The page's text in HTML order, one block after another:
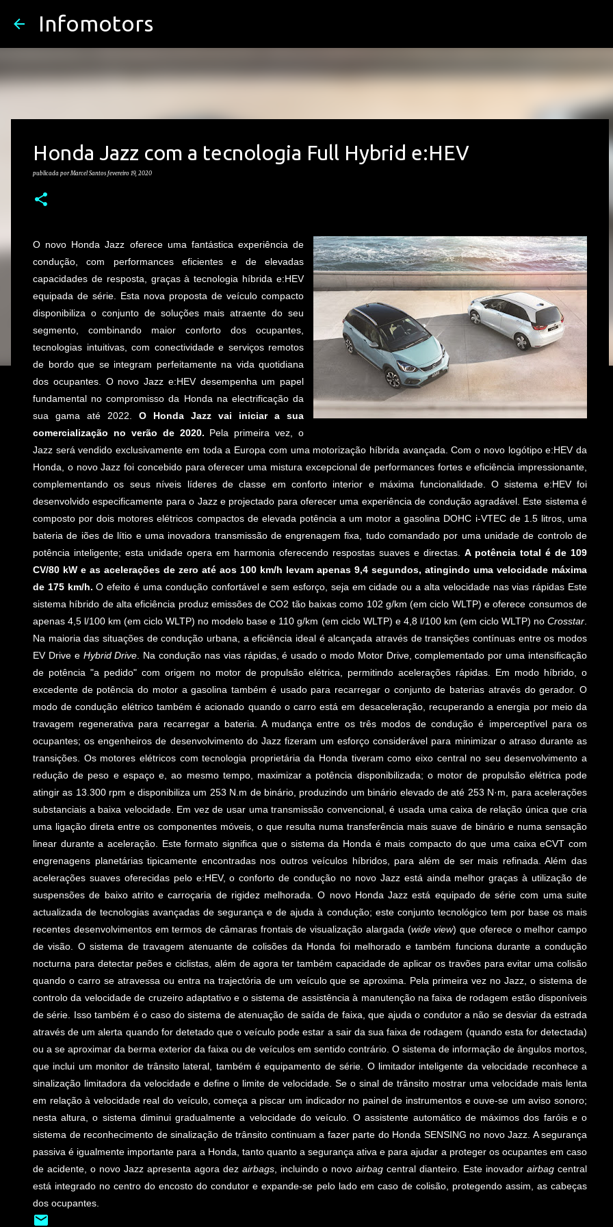
Infomotors
Honda Jazz com a tecnologia Full Hybrid e:HEV
publicada porMarcel Santos fevereiro 19, 2020
O novo Honda Jazz oferece uma fantástica experiência de
condução, com performances eficientes e de elevadas
capacidades de resposta, graças à tecnologia híbrida e:HEV
equipada de série. Esta nova proposta de veículo compacto
disponibiliza o conjunto de soluções mais atraente do seu
segmento, combinando maior conforto dos ocupantes,
tecnologias intuitivas, com conectividade e serviços remotos
de bordo que se integram perfeitamente na vida quotidiana
dos ocupantes. O novo Jazz e:HEV desempenha um papel
fundamental no compromisso da Honda na electrificação da
sua gama até 2022. O Honda Jazz vai iniciar a sua
comercialização no verão de 2020. Pela primeira vez, o
Jazz será vendido exclusivamente em toda a Europa com uma motorização híbrida avançada. Com o novo logótipo e:HEV da
Honda, o novo Jazz foi concebido para oferecer uma mistura excepcional de performances fortes e eficiência impressionante,
complementando os seus níveis líderes de classe em conforto interior e máxima funcionalidade. O sistema e:HEV foi
desenvolvido especificamente para o Jazz e projectado para oferecer uma experiência de condução agradável. Este sistema é
composto por dois motores elétricos compactos de elevada potência a um motor a gasolina DOHC i-VTEC de 1.5 litros, uma
bateria de iões de lítio e uma inovadora transmissão de engrenagem fixa, tudo comandado por uma unidade de controlo de
potência inteligente; esta unidade opera em harmonia oferecendo respostas suaves e directas. A potência total é de 109
CV/80 kW e as acelerações de zero até aos 100 km/h levam apenas 9,4 segundos, atingindo uma velocidade máxima
de 175 km/h. O efeito é uma condução confortável e sem esforço, seja em cidade ou a alta velocidade nas vias rápidas Este
sistema híbrido de alta eficiência produz emissões de CO2 tão baixas como 102 g/km (em ciclo WLTP) e oferece consumos de
apenas 4,5 l/100 km (em ciclo WLTP) no modelo base e 110 g/km (em ciclo WLTP) e 4,8 l/100 km (em ciclo WLTP) no Crosstar
Na maioria das situações de condução urbana, a eficiência ideal é alcançada através de transições contínuas entre os modos
EV Drive e Hybrid Drive . Na condução nas vias rápidas, é usado o modo Motor Drive, complementado por uma intensificação
de potência "a pedido" com origem no motor de propulsão elétrica, permitindo acelerações rápidas. Em modo híbrido, o
excedente de potência do motor a gasolina também é usado para recarregar o conjunto de baterias através do gerador. O
modo de condução elétrico também é acionado quando o carro está em desaceleração, recuperando a energia por meio da
travagem regenerativa para recarregar a bateria. A mudança entre os três modos de condução é imperceptível para os
ocupantes; os engenheiros de desenvolvimento do Jazz fizeram um esforço considerável para minimizar o atraso durante as
transições. Os motores elétricos com tecnologia proprietária da Honda tiveram como eixo central no seu desenvolvimento a
redução de peso e espaço e, ao mesmo tempo, maximizar a potência disponibilizada; o motor de propulsão elétrica pode
atingir as 13.300 rpm e disponibiliza um 253 N.m de binário, produzindo um binário elevado de até 253 N·m, para acelerações
substanciais a baixa velocidade. Em vez de usar uma transmissão convencional, é usada uma caixa de relação única que cria
uma ligação direta entre os componentes móveis, o que resulta numa transferência mais suave de binário e numa sensação
linear durante a aceleração. Este formato significa que o sistema da Honda é mais compacto do que uma caixa eCVT com
engrenagens planetárias tipicamente encontradas nos outros veículos híbridos, para além de ser mais refinada. Além das
acelerações suaves oferecidas pelo e:HEV, o conforto de condução no novo Jazz está ainda melhor graças à utilização de
suspensões de baixo atrito e carroçaria de rigidez melhorada. O novo Honda Jazz está equipado de série com uma suite
actualizada de tecnologias avançadas de segurança e de ajuda à condução; este conjunto tecnológico tem por base os mais
recentes desenvolvimentos em termos de câmaras frontais de visualização alargada (wide view) que oferece o melhor campo
de visão. O sistema de travagem atenuante de colisões da Honda foi melhorado e também funciona durante a condução
nocturna para detectar peões e ciclistas, além de agora ter também capacidade de aplicar os travões para evitar uma colisão
quando o carro se atravessa ou entra na trajectória de um veículo que se aproxima. Pela primeira vez no Jazz, o sistema de
controlo da velocidade de cruzeiro adaptativo e o sistema de assistência à manutenção na faixa de rodagem estão disponíveis
de série. Isso também é o caso do sistema de atenuação de saída de faixa, que ajuda o condutor a não se desviar da estrada
através de um alerta quando for detetado que o veículo pode estar a sair da sua faixa de rodagem (quando esta for detectada)
ou a se aproximar da berma exterior da faixa ou de veículos em sentido contrário. O sistema de informação de ângulos mortos,
que inclui um monitor de trânsito lateral, também é equipamento de série. O limitador inteligente da velocidade reconhece a
sinalização limitadora da velocidade e define o limite de velocidade. Se o sinal de trânsito mostrar uma velocidade mais lenta
em relação à velocidade real do veículo, começa a piscar um indicador no painel de instrumentos e ouve-se um aviso sonoro;
nesta altura, o sistema diminui gradualmente a velocidade do veículo. O assistente automático de máximos dos faróis e o
sistema de reconhecimento de sinalização de trânsito continuam a fazer parte do Honda SENSING no novo Jazz. A segurança
passiva é igualmente importante para a Honda, tanto quanto a segurança ativa e para ajudar a proteger os ocupantes em caso
de acidente, o novo Jazz apresenta agora dez airbags , incluindo o novo airbag central dianteiro. Este inovador airbag central
está integrado no centro do encosto do condutor e expande-se pelo lado em caso de colisão, protegendo assim, as cabeças
dos ocupantes.